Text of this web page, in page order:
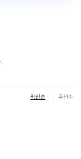
최신순 추천순